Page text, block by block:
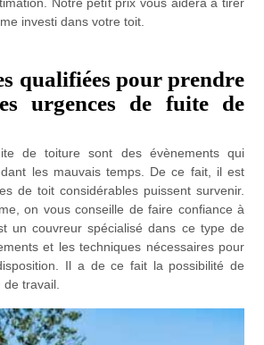
investi dans votre toit.
qualifiées pour prendre
urgences de fuite de
de toiture sont des évènements qui
les mauvais temps. De ce fait, il est
de toit considérables puissent survenir.
on vous conseille de faire confiance à
un couvreur spécialisé dans ce type de
et les techniques nécessaires pour
Il a de ce fait la possibilité de
travail.